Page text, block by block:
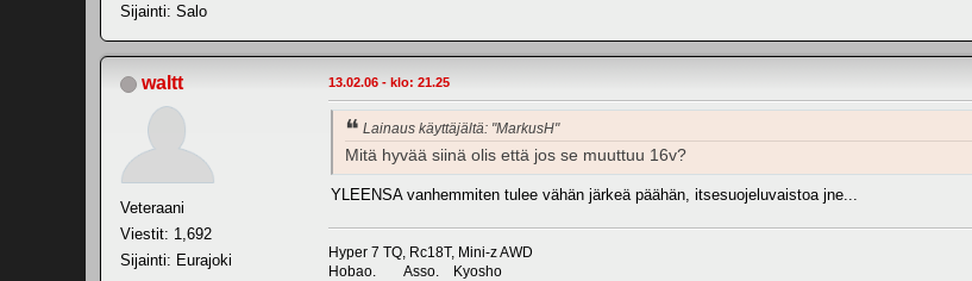
Sijainti: Salo
waltt
Veteraani
Viestit: 1,692
Sijainti: Eurajoki
13.02.06 - klo: 21.25
Lainaus käyttäjältä: "MarkusH"
Mitä hyvää siinä olis että jos se muuttuu 16v?
YLEENSA vanhemmiten tulee vähän järkeä päähän, itsesuojeluvaistoa jne...
Hyper 7 TQ, Rc18T, Mini-z AWD
Hobao. Asso. Kyosho